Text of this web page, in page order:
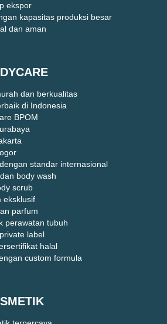
ekspor
kapasitas produksi besar
dan aman
dan berkualitas
di Indonesia
BPOM
standar internasional
body wash
scrub
eksklusif
parfum
perawatan tubuh
label
halal
custom formula